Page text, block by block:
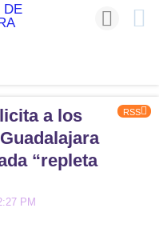
RSS
a los
“repleta
PM